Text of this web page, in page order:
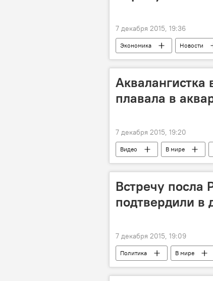
7 декабря 2015, 19:36
Экономика Новости
НАРЭ
отставка
Аквалангистка
плавала в
7 декабря 2015, 19:20
Видео В мире
Встречу
подтвердили в
7 декабря 2015, 19:09
Политика В мире
посол
встреча